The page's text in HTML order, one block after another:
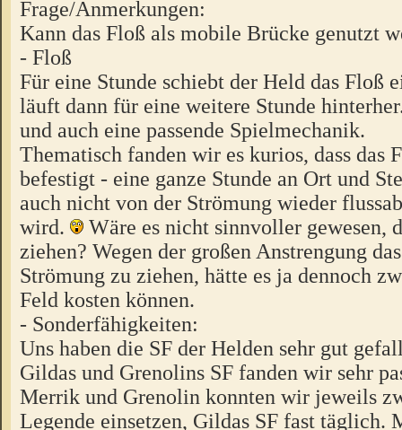
Frage/Anmerkungen:
Kann das Floß als mobile Brücke genutzt
- Floß
Für eine Stunde schiebt der Held das Floß
läuft dann für eine weitere Stunde
und auch eine passende Spielmechanik.
Thematisch fanden wir es kurios, dass das
befestigt - eine ganze Stunde an Ort und
auch nicht von der Strömung wieder
wird.
Wäre es nicht sinnvoller gewesen,
ziehen? Wegen der großen Anstrengung
Strömung zu ziehen, hätte es ja dennoch
Feld kosten können.
- Sonderfähigkeiten:
Uns haben die SF der Helden sehr gut
Gildas und Grenolins SF fanden wir sehr
Merrik und Grenolin konnten wir jeweils
Legende einsetzen, Gildas SF fast täglich.